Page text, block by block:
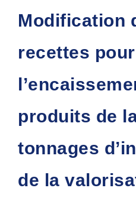
Modification
recettes pour
produits de
tonnages
de la